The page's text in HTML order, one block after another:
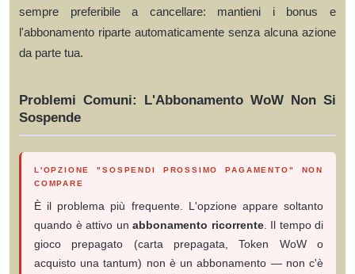
sempre preferibile a cancellare: mantieni i bonus e
l'abbonamento riparte automaticamente senza alcuna azione
da parte tua.
Problemi Comuni: L'Abbonamento WoW Non Si
Sospende
L'OPZIONE "SOSPENDI PROSSIMO PAGAMENTO" NON
COMPARE
È il problema più frequente. L'opzione appare soltanto
quando è attivo un abbonamento ricorrente. Il tempo di
gioco prepagato (carta prepagata, Token WoW o
acquisto una tantum) non è un abbonamento — non c'è